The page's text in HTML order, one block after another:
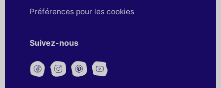
Préférences pour les cookies
Suivez-nous